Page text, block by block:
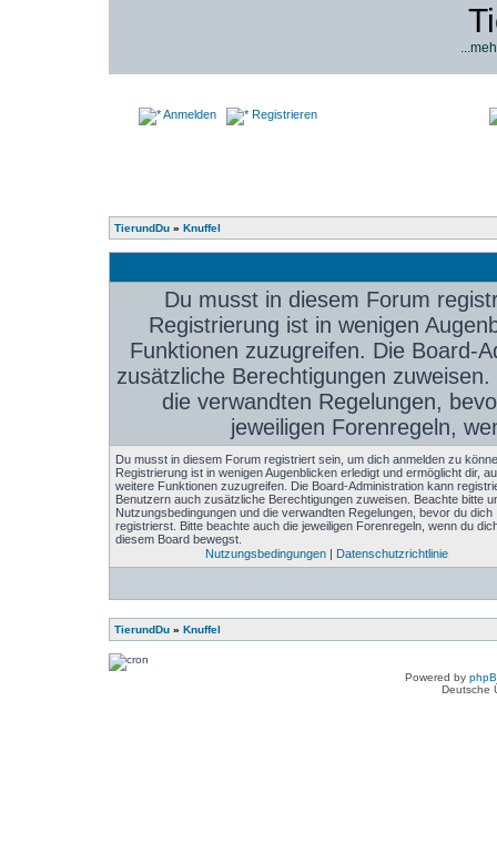
Anmelden Registrieren
TierundDu » Knuffel
Du musst in diesem Forum
Registrierung ist in wenigen
Funktionen zuzugreifen. Die Board-
zusätzliche Berechtigungen
die verwandten Regelungen,
jeweiligen Forenregeln,
Du musst in diesem Forum registriert sein, um dich anmelden zu
Registrierung ist in wenigen Augenblicken erledigt und ermöglicht dir,
weitere Funktionen zuzugreifen. Die Board-Administration kann
Benutzern auch zusätzliche Berechtigungen zuweisen. Beachte bitte
Nutzungsbedingungen und die verwandten Regelungen, bevor du dich
registrierst. Bitte beachte auch die jeweiligen Forenregeln, wenn du
diesem Board bewegst.
Nutzungsbedingungen| Datenschutzrichtlinie
TierundDu » Knuffel
Powered by
Deutsche